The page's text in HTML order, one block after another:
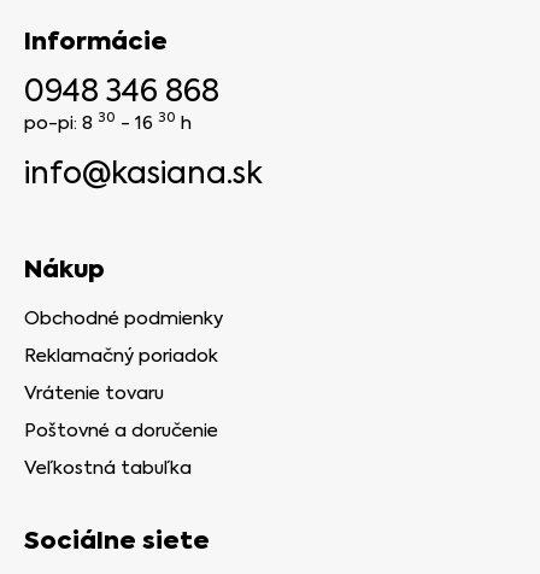
Informácie
0948 346 868
po-pi: 8 30 - 16 30 h
info@kasiana.sk
Nákup
Obchodné podmienky
Reklamačný poriadok
Vrátenie tovaru
Poštovné a doručenie
Veľkostná tabuľka
Sociálne siete